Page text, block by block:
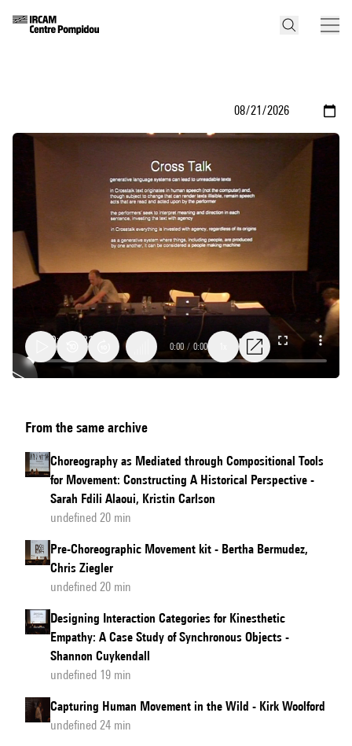
synekine
Project
0:00 / 0:00
From the same archive
Choreography as Mediated through Compositional Tools
for Movement: Constructing A Historical Perspective -
Sarah Fdili Alaoui, Kristin Carlson
undefined 20 min
Pre-Choreographic Movement kit - Bertha Bermudez,
Chris Ziegler
undefined 20 min
Designing Interaction Categories for Kinesthetic
Empathy: A Case Study of Synchronous Objects -
Shannon Cuykendall
undefined 19 min
Capturing Human Movement in the Wild - Kirk Woolford
undefined 24 min